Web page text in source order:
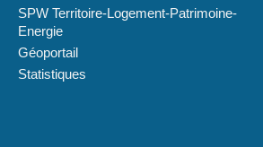
SPW Territoire-Logement-Patrimoine-
Energie
Géoportail
Statistiques